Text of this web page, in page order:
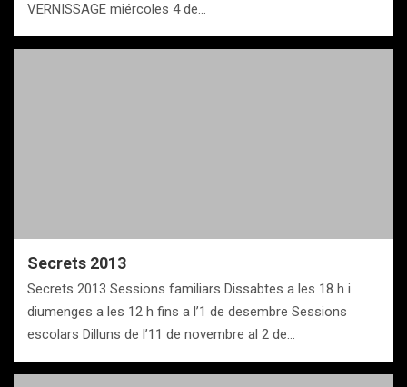
VERNISSAGE miércoles 4 de…
Secrets 2013
Secrets 2013 Sessions familiars Dissabtes a les 18 h i
diumenges a les 12 h fins a l’1 de desembre Sessions
escolars Dilluns de l’11 de novembre al 2 de…